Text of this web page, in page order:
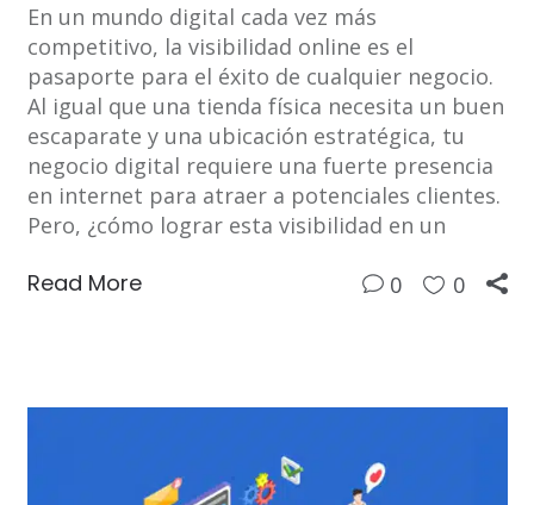
En un mundo digital cada vez más
competitivo, la visibilidad online es el
pasaporte para el éxito de cualquier negocio.
Al igual que una tienda física necesita un buen
escaparate y una ubicación estratégica, tu
negocio digital requiere una fuerte presencia
en internet para atraer a potenciales clientes.
Pero, ¿cómo lograr esta visibilidad en un
Read More 0 0